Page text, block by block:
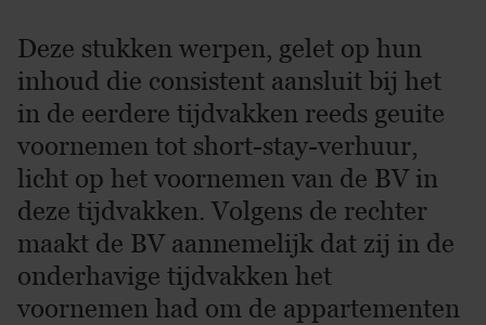
Deze stukken werpen, gelet op hun
inhoud die consistent aansluit bij het
in de eerdere tijdvakken reeds geuite
voornemen tot short-stay-verhuur,
licht op het voornemen van de BV in
deze tijdvakken. Volgens de rechter
maakt de BV aannemelijk dat zij in de
onderhavige tijdvakken het
voornemen had om de appartementen